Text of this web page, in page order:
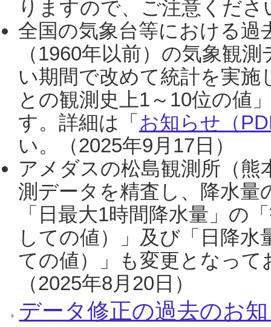
りますので、ご注意くだ
全国の気象台等における過
（1960年以前）の気象観
い期間で改めて統計を実
との観測史上1～10位の値
す。詳細は「 お知らせ（
い。（2025年9月17日）
アメダスの松島観測所（熊
測データを精査し、降水
「日最大1時間降水量」の
しての値）」及び「日降
ての値）」も変更となっ
（2025年8月20日）
データ修正の過去のお